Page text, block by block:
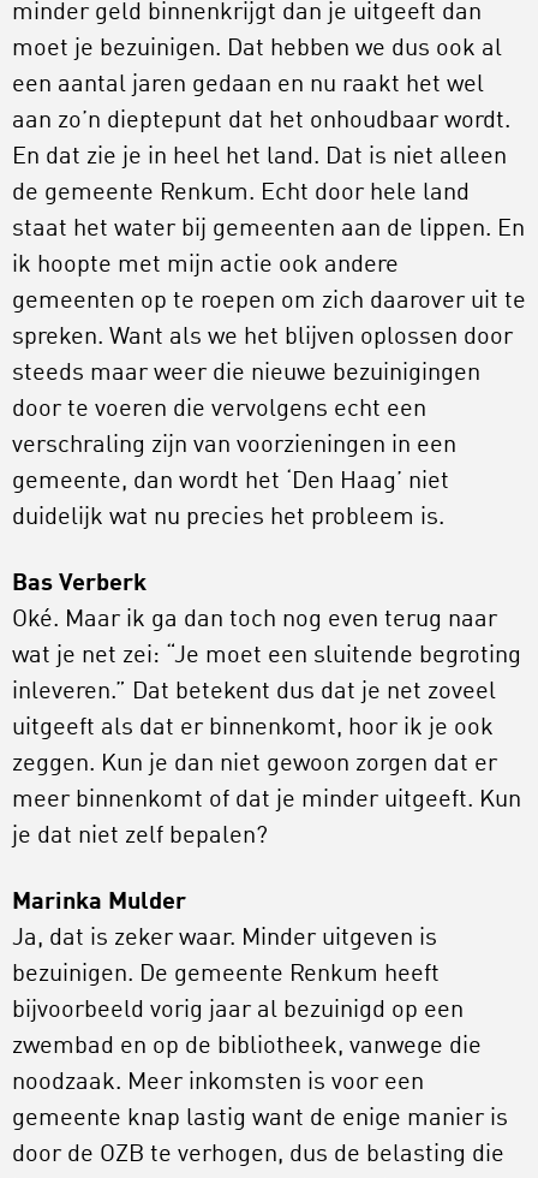
minder geld binnenkrijgt dan je uitgeeft dan
moet je bezuinigen. Dat hebben we dus ook al
een aantal jaren gedaan en nu raakt het wel
aan zo’n dieptepunt dat het onhoudbaar wordt.
En dat zie je in heel het land. Dat is niet alleen
de gemeente Renkum. Echt door hele land
staat het water bij gemeenten aan de lippen. En
ik hoopte met mijn actie ook andere
gemeenten op te roepen om zich daarover uit te
spreken. Want als we het blijven oplossen door
steeds maar weer die nieuwe bezuinigingen
door te voeren die vervolgens echt een
verschraling zijn van voorzieningen in een
gemeente, dan wordt het ‘Den Haag’ niet
duidelijk wat nu precies het probleem is.
Bas Verberk
Oké. Maar ik ga dan toch nog even terug naar
wat je net zei: “Je moet een sluitende begroting
inleveren.” Dat betekent dus dat je net zoveel
uitgeeft als dat er binnenkomt, hoor ik je ook
zeggen. Kun je dan niet gewoon zorgen dat er
meer binnenkomt of dat je minder uitgeeft. Kun
je dat niet zelf bepalen?
Marinka Mulder
Ja, dat is zeker waar. Minder uitgeven is
bezuinigen. De gemeente Renkum heeft
bijvoorbeeld vorig jaar al bezuinigd op een
zwembad en op de bibliotheek, vanwege die
noodzaak. Meer inkomsten is voor een
gemeente knap lastig want de enige manier is
door de OZB te verhogen, dus de belasting die